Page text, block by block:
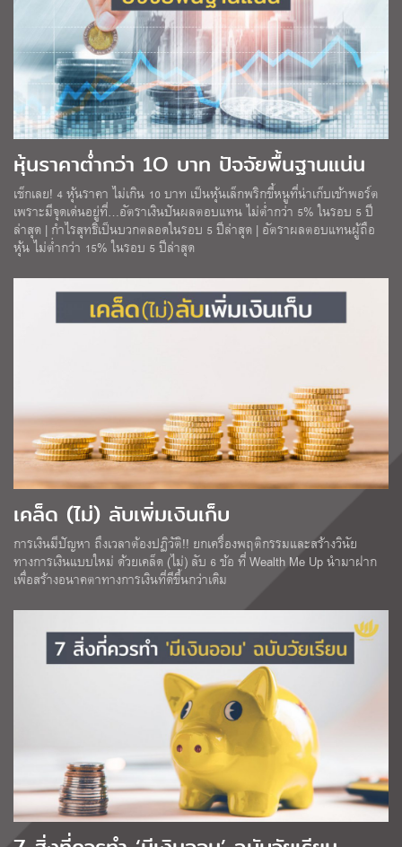
หุ้นราคาต่ำกว่า 1O บาท ปัจจัยพื้นฐานแน่น
เช็กเลย! 4 หุ้นราคา ไม่เกิน 10 บาท เป็นหุ้นเล็กพริกขี้หนูที่น่าเก็บเข้าพอร์ต
เพราะมีจุดเด่นอยู่ที่…อัตราเงินปันผลตอบแทน ไม่ต่ำกว่า 5% ในรอบ 5 ปี
ล่าสุด | กำไรสุทธิเป็นบวกตลอดในรอบ 5 ปีล่าสุด | อัตราผลตอบแทนผู้ถือ
หุ้น ไม่ต่ำกว่า 15% ในรอบ 5 ปีล่าสุด
เคล็ด (ไม่) ลับเพิ่มเงินเก็บ
การเงินมีปัญหา ถึงเวลาต้องปฏิวัติ!! ยกเครื่องพฤติกรรมและสร้างวินัย
ทางการเงินแบบใหม่ ด้วยเคล็ด (ไม่) ลับ 6 ข้อ ที่ Wealth Me Up นำมาฝาก
เพื่อสร้างอนาคตาทางการเงินที่ดีขึ้นกว่าเดิม